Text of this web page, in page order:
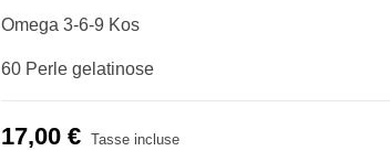
Omega 3-6-9 Kos
60 Perle gelatinose
17,00 € Tasse incluse